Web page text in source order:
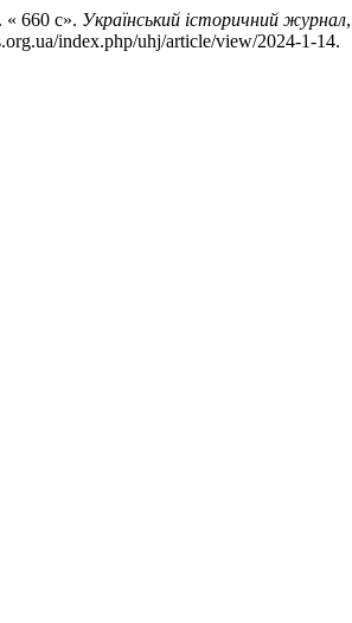
660 с». Український історичний журнал
index.php/uhj/article/view/2024-1-14.